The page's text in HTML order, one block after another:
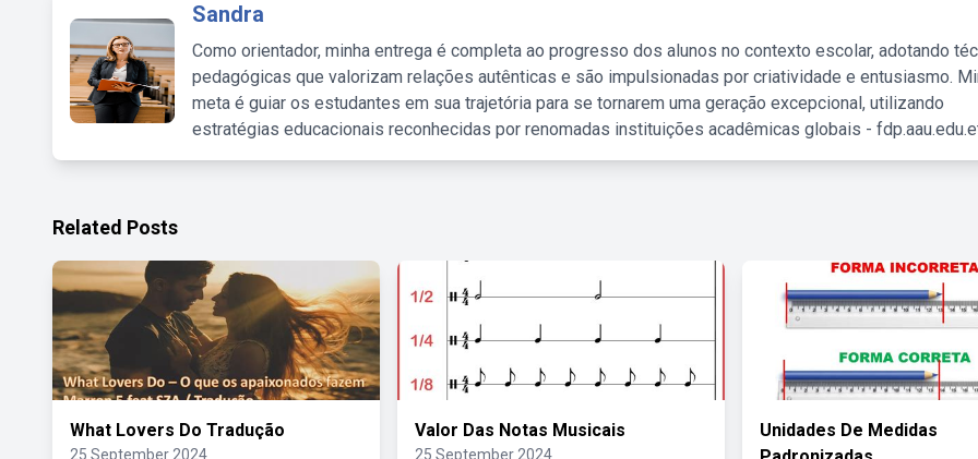
Sandra
Como orientador, minha entrega é completa ao progresso dos alunos no contexto escolar, adotando
pedagógicas que valorizam relações autênticas e são impulsionadas por criatividade e entusiasmo.
meta é guiar os estudantes em sua trajetória para se tornarem uma geração excepcional, utilizando
estratégias educacionais reconhecidas por renomadas instituições acadêmicas globais -
Related Posts
What Lovers Do Tradução
25 September 2024
Valor Das Notas Musicais
25 September 2024
Unidades De Medidas